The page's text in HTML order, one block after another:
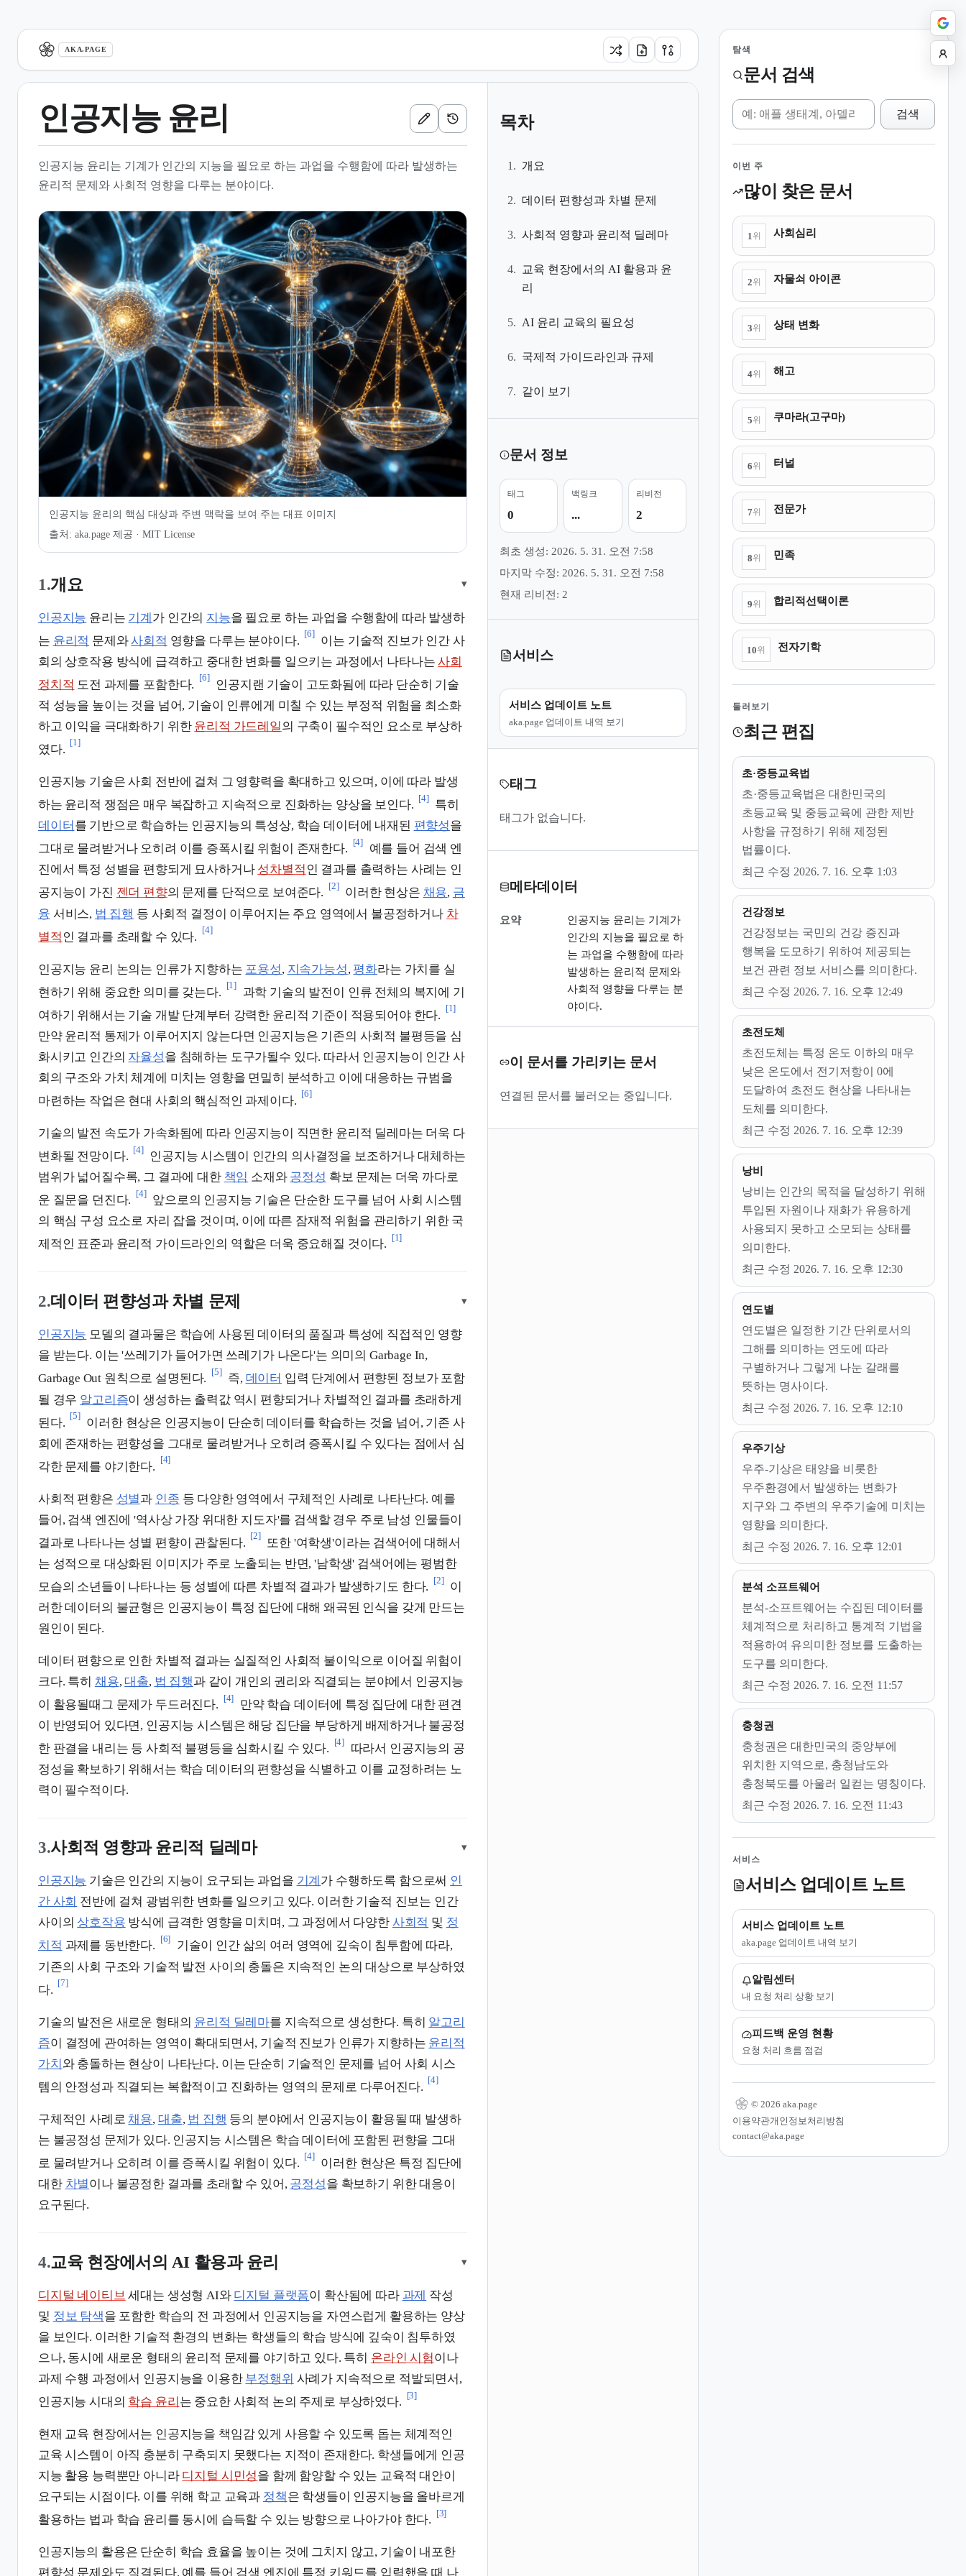
AKA.PAGE
인공지능 윤리
인공지능 윤리는 기계가 인간의 지능을 필요로 하는 과업을 수행함에 따라 발생하는
윤리적 문제와 사회적 영향을 다루는 분야이다.
인공지능 윤리의 핵심 대상과 주변 맥락을 보여 주는 대표 이미지
출처: aka.page 제공 · MIT License
1.개요 ▾
인공지능 윤리는 기계 가 인간의 지능을 필요로 하는 과업을 수행함에 따라 발생하
는 윤리적 문제와사회적 영향을 다루는 분야이다.
[6]
이는 기술적 진보가 인간 사
회의 상호작용 방식에 급격하고 중대한 변화를 일으키는 과정에서 나타나는사회
정치적 도전 과제를 포함한다.
[6]
인공지랜 기술이 고도화됨에 따라 단순히 기술
적 성능을 높이는 것을 넘어, 기술이 인류에게 미칠 수 있는 부정적 위험을 최소화
하고 이익을 극대화하기 위한 윤리적 가드레일의 구축이 필수적인 요소로 부상하
였다.
[1]
인공지능 기술은 사회 전반에 걸쳐 그 영향력을 확대하고 있으며, 이에 따라 발생
하는 윤리적 쟁점은 매우 복잡하고 지속적으로 진화하는 양상을 보인다.
[4]
특히
데이터 를 기반으로 학습하는 인공지능의 특성상, 학습 데이터에 내재된 편향성을
그대로 물려받거나 오히려 이를 증폭시킬 위험이 존재한다.
[4]
예를 들어 검색 엔
진에서 특정 성별을 편향되게 묘사하거나 성차별적 인 결과를 출력하는 사례는 인
공지능이 가진 젠더 편향의 문제를 단적으로 보여준다.
[2]
이러한 현상은 채용, 금
융 서비스, 법 집행 등 사회적 결정이 이루어지는 주요 영역에서 불공정하거나 차
별적 인 결과를 초래할 수 있다.
[4]
인공지능 윤리 논의는 인류가 지향하는 포용성, 지속가능성, 평화라는 가치를 실
현하기 위해 중요한 의미를 갖는다.
[1]
과학 기술의 발전이 인류 전체의 복지에 기
여하기 위해서는 기술 개발 단계부터 강력한 윤리적 기준이 적용되어야 한다.
[1]
만약 윤리적 통제가 이루어지지 않는다면 인공지능은 기존의 사회적 불평등을 심
화시키고 인간의 자율성을 침해하는 도구가될수 있다. 따라서 인공지능이 인간 사
회의 구조와 가치 체계에 미치는 영향을 면밀히 분석하고 이에 대응하는 규범을
마련하는 작업은 현대 사회의 핵심적인 과제이다.
[6]
기술의 발전 속도가 가속화됨에 따라 인공지능이 직면한 윤리적 딜레마는 더욱 다
변화될 전망이다.
[4]
인공지능 시스템이 인간의 의사결정을 보조하거나 대체하는
범위가 넓어질수록, 그 결과에 대한 책임 소재와 공정성 확보 문제는 더욱 까다로
운 질문을 던진다.
[4]
앞으로의 인공지능 기술은 단순한 도구를 넘어 사회 시스템
의 핵심 구성 요소로 자리 잡을 것이며, 이에 따른 잠재적 위험을 관리하기 위한 국
제적인 표준과 윤리적 가이드라인의 역할은 더욱 중요해질 것이다.
[1]
2.데이터 편향성과 차별 문제 ▾
인공지능 모델의 결과물은 학습에 사용된 데이터의 품질과 특성에 직접적인 영향
을 받는다. 이는 '쓰레기가 들어가면 쓰레기가 나온다'는 의미의 Garbage In,
Garbage Out 원칙으로 설명된다.
[5]
즉, 데이터 입력 단계에서 편향된 정보가 포함
될 경우 알고리즘이 생성하는 출력값 역시 편향되거나 차별적인 결과를 초래하게
된다.
[5]
이러한 현상은 인공지능이 단순히 데이터를 학습하는 것을 넘어, 기존 사
회에 존재하는 편향성을 그대로 물려받거나 오히려 증폭시킬 수 있다는 점에서 심
각한 문제를 야기한다.
[4]
사회적 편향은 성별과 인종 등 다양한 영역에서 구체적인 사례로 나타난다. 예를
들어, 검색 엔진에 '역사상 가장 위대한 지도자'를 검색할 경우 주로 남성 인물들이
결과로 나타나는 성별 편향이 관찰된다.
[2]
또한 '여학생'이라는 검색어에 대해서
는 성적으로 대상화된 이미지가 주로 노출되는 반면, '남학생' 검색어에는 평범한
모습의 소년들이 나타나는 등 성별에 따른 차별적 결과가 발생하기도 한다.
[2]
이
러한 데이터의 불균형은 인공지능이 특정 집단에 대해 왜곡된 인식을 갖게 만드는
원인이 된다.
데이터 편향으로 인한 차별적 결과는 실질적인 사회적 불이익으로 이어질 위험이
크다. 특히 채용,대출, 법 집행과 같이 개인의 권리와 직결되는 분야에서 인공지능
이 활용될때그 문제가 두드러진다.
[4]
만약 학습 데이터에 특정 집단에 대한 편견
이 반영되어 있다면, 인공지능 시스템은 해당 집단을 부당하게 배제하거나 불공정
한 판결을 내리는 등 사회적 불평등을 심화시킬 수 있다.
[4]
따라서 인공지능의 공
정성을 확보하기 위해서는 학습 데이터의 편향성을 식별하고 이를 교정하려는 노
력이 필수적이다.
3.사회적 영향과 윤리적 딜레마 ▾
인공지능 기술은 인간의 지능이 요구되는 과업을 기계 가 수행하도록 함으로써 인
간 사회 전반에 걸쳐 광범위한 변화를 일으키고 있다. 이러한 기술적 진보는 인간
사이의 상호작용 방식에 급격한 영향을 미치며, 그 과정에서 다양한 사회적 및 정
치적 과제를 동반한다.
[6]
기술이 인간 삶의 여러 영역에 깊숙이 침투함에 따라,
기존의 사회 구조와 기술적 발전 사이의 충돌은 지속적인 논의 대상으로 부상하였
다.
[7]
기술의 발전은 새로운 형태의 윤리적 딜레마를 지속적으로 생성한다. 특히 알고리
즘이 결정에 관여하는 영역이 확대되면서, 기술적 진보가 인류가 지향하는 윤리적
가치 와 충돌하는 현상이 나타난다. 이는 단순히 기술적인 문제를 넘어 사회 시스
템의 안정성과 직결되는 복합적이고 진화하는 영역의 문제로 다루어진다.
[4]
구체적인 사례로채용, 대출, 법 집행 등의 분야에서 인공지능이 활용될 때 발생하
는 불공정성 문제가 있다. 인공지능 시스템은 학습 데이터에 포함된 편향을 그대
로 물려받거나 오히려 이를 증폭시킬 위험이 있다.
[4]
이러한 현상은 특정 집단에
대한 차별이나 불공정한 결과를 초래할 수 있어, 공정성을 확보하기 위한 대응이
요구된다.
4.교육 현장에서의 AI 활용과 윤리 ▾
디지털 네이티브 세대는 생성형 AI와 디지털 플랫폼이 확산됨에 따라 과제 작성
및 정보 탐색을 포함한 학습의 전 과정에서 인공지능을 자연스럽게 활용하는 양상
을 보인다. 이러한 기술적 환경의 변화는 학생들의 학습 방식에 깊숙이 침투하였
으나, 동시에 새로운 형태의 윤리적 문제를 야기하고 있다. 특히 온라인 시험이나
과제 수행 과정에서 인공지능을 이용한 부정행위 사례가 지속적으로 적발되면서,
인공지능 시대의 학습 윤리 는 중요한 사회적 논의 주제로 부상하였다.
[3]
현재 교육 현장에서는 인공지능을 책임감 있게 사용할 수 있도록 돕는 체계적인
교육 시스템이 아직 충분히 구축되지 못했다는 지적이 존재한다. 학생들에게 인공
지능 활용 능력뿐만 아니라 디지털 시민성을 함께 함양할 수 있는 교육적 대안이
요구되는 시점이다. 이를 위해 학교 교육과 정책은 학생들이 인공지능을 올바르게
활용하는 법과 학습 윤리를 동시에 습득할 수 있는 방향으로 나아가야 한다.
[3]
인공지능의 활용은 단순히 학습 효율을 높이는 것에 그치지 않고, 기술이 내포한
편향성 문제와도 직결된다. 예를 들어 검색 엔진에 특정 키워드를 입력했을 때 나
목차
1. 개요
2. 데이터 편향성과 차별 문제
3. 사회적 영향과 윤리적 딜레마
4.
교육 현장에서의 AI 활용과 윤
리
5. AI 윤리 교육의 필요성
6. 국제적 가이드라인과 규제
7. 같이 보기
문서 정보
태그
0
백링크
...
리비전
2
최초 생성: 2026. 5. 31. 오전 7:58
마지막 수정: 2026. 5. 31. 오전 7:58
현재 리비전: 2
서비스
서비스 업데이트 노트
aka.page 업데이트 내역 보기
태그
태그가 없습니다.
메타데이터
요약
인공지능 윤리는 기계가
인간의 지능을 필요로 하
는 과업을 수행함에 따라
발생하는 윤리적 문제와
사회적 영향을 다루는 분
야이다.
이 문서를 가리키는 문서
연결된 문서를 불러오는 중입니다.
개요
데이터 편향성과 차별 문제
사회적 영향과 윤리적 딜레마
교육 현장에서의 AI 활용과 윤
리
AI 윤리 교육의 필요성
국제적 가이드라인과 규제
같이 보기
탐색
문서 검색
위키 검색
검색
이번 주
많이 찾은 문서
1 위 사회심리
2위 자물쇠 아이콘
3위 상태 변화
4위 해고
5위 쿠마라(고구마)
6위 터널
7위 전문가
8위 민족
9위 합리적선택이론
10위 전자기학
둘러보기
최근 편집
초·중등교육법
초·중등교육법은 대한민국의
초등교육 및 중등교육에 관한 제반
사항을 규정하기 위해 제정된
법률이다.
최근 수정 2026. 7. 16. 오후 1:03
건강정보
건강정보는 국민의 건강 증진과
행복을 도모하기 위하여 제공되는
보건 관련 정보 서비스를 의미한다.
최근 수정 2026. 7. 16. 오후 12:49
초전도체
초전도체는 특정 온도 이하의 매우
낮은 온도에서 전기저항이 0에
도달하여 초전도 현상을 나타내는
도체를 의미한다.
최근 수정 2026. 7. 16. 오후 12:39
낭비
낭비는 인간의 목적을 달성하기 위해
투입된 자원이나 재화가 유용하게
사용되지 못하고 소모되는 상태를
의미한다.
최근 수정 2026. 7. 16. 오후 12:30
연도별
연도별은 일정한 기간 단위로서의
그해를 의미하는 연도에 따라
구별하거나 그렇게 나눈 갈래를
뜻하는 명사이다.
최근 수정 2026. 7. 16. 오후 12:10
우주기상
우주-기상은 태양을 비롯한
우주환경에서 발생하는 변화가
지구와 그 주변의 우주기술에 미치는
영향을 의미한다.
최근 수정 2026. 7. 16. 오후 12:01
분석 소프트웨어
분석-소프트웨어는 수집된 데이터를
체계적으로 처리하고 통계적 기법을
적용하여 유의미한 정보를 도출하는
도구를 의미한다.
최근 수정 2026. 7. 16. 오전 11:57
충청권
충청권은 대한민국의 중앙부에
위치한 지역으로, 충청남도와
충청북도를 아울러 일컫는 명칭이다.
최근 수정 2026. 7. 16. 오전 11:43
서비스
서비스 업데이트 노트
서비스 업데이트 노트
aka.page 업데이트 내역 보기
알림센터
내 요청 처리 상황 보기
피드백 운영 현황
요청 처리 흐름 점검
© 2026 aka.page
이용약관개인정보처리방침
contact@aka.page